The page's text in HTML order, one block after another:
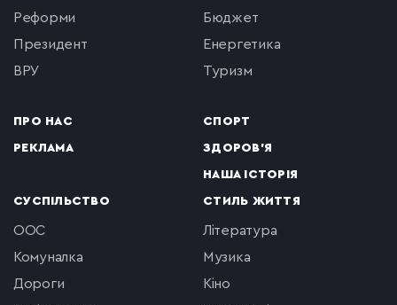
реформи
президент
ВРУ
ПРО НАС
РЕКЛАМА
бюджет
енергетика
туризм
СПОРТ
ЗДОРОВ'Я
НАША ІСТОРІЯ
СУСПІЛЬСТВО
ООС
комуналка
Дороги
СТИЛЬ ЖИТТЯ
література
музика
кіно